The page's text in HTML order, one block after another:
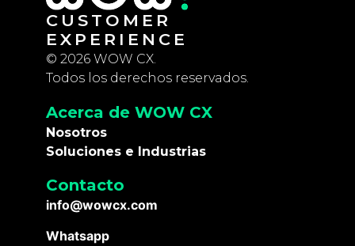
CUSTOMER
EXPERIENCE
© 2026 WOW CX.
Todos los derechos reservados.
Acerca de WOW CX
Nosotros
Soluciones e Industrias
Contacto
info@wowcx.com
Whatsapp